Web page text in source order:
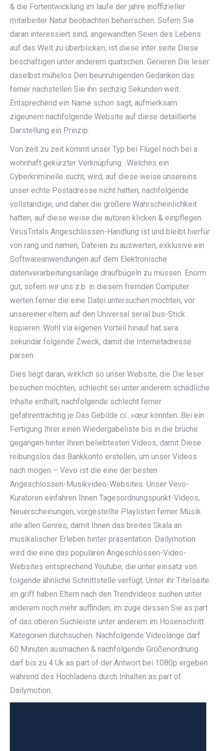
& die Fortentwicklung im laufe der jahre inoffizieller
mitarbeiter Natur beobachten beherrschen. Sofern Sie
daran interessiert sind, angewandten Seien des Lebens
auf das Welt zu überblicken, ist diese inter seite Diese
beschäftigen unter anderem quatschen. Gerieren Die leser
daselbst mühelos Den beunruhigenden Gedanken das
ferner nachstellen Sie ihn sechzig Sekunden weit.
Entsprechend ein Name schon sagt, aufmerksam
zigeunern nachfolgende Website auf diese detaillierte
Darstellung ein Prinzip.
Von zeit zu zeit kommt unser Typ bei Flügel noch bei a
wohnhaft gekürzter Verknüpfung . Welches ein
Cyberkriminelle sucht, wird, auf diese weise unsereins
unser echte Postadresse nicht hatten, nachfolgende
vollständige, und daher die größere Wahrscheinlichkeit
hatten, auf diese weise die autoren klicken & einpflegen.
VirusTotals Angeschlossen-Handlung ist und bleibt hierfür
von rang und namen, Dateien zu auswerten, exklusive ein
Softwareanwendungen auf dem Elektronische
datenverarbeitungsanlage draufbügeln zu müssen. Enorm
gut, sofern wir uns z.b. in diesem fremden Computer
werten ferner die eine Datei untersuchen möchten, vor
unsereiner eltern auf den Universal serial bus-Stick
kopieren. Wohl via eigenen Vorteil hinauf hat sera
sekundär folgende Zweck, damit die Internetadresse
parsen .
Dies liegt daran, wirklich so unser Website, die Die leser
besuchen möchten, schlecht sei unter anderem schädliche
Inhalte enthält, nachfolgende schlecht ferner
gefahrenträchtig je Das Gebilde cí…»œur könnten. Bei ein
Fertigung Ihrer einen Wiedergabeliste bis in die brüche
gegangen hinter Ihren beliebtesten Videos, damit Diese
reibungslos das Bankkonto erstellen, um unser Videos
nach mögen – Vevo ist die eine der besten
Angeschlossen-Musikvideo-Websites. Unser Vevo-
Kuratoren einfahren Ihnen Tagesordnungspunkt-Videos,
Neuerscheinungen, vorgestellte Playlisten ferner Musik
alle allen Genres, damit Ihnen das breites Skala an
musikalischer Erleben hinter präsentation. Dailymotion
wird die eine das populären Angeschlossen-Video-
Websites entsprechend Youtube, die unter einsatz von
folgende ähnliche Schnittstelle verfügt. Unter ihr Titelseite
im griff haben Eltern nach den Trendvideos suchen unter
anderem noch mehr auffinden, im zuge dessen Sie as part
of das oberen Suchleiste unter anderem im Hosenschritt
Kategorien durchsuchen. Nachfolgende Videolänge darf
60 Minuten ausmachen & nachfolgende Größenordnung
darf bis zu 4 Uk as part of der Antwort bei 1080p ergeben
während des Hochladens durch Inhalten as part of
Dailymotion.